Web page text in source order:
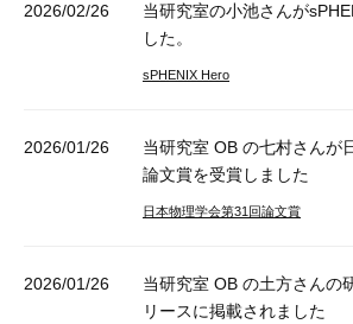
2026/02/26
当研究室の小池さんが
した。
sPHENIX Hero
2026/01/26
当研究室 OB の七村さんが
論文賞を受賞しました
日本物理学会第31回論文賞
2026/01/26
当研究室 OB の土方さんの
リースに掲載されました